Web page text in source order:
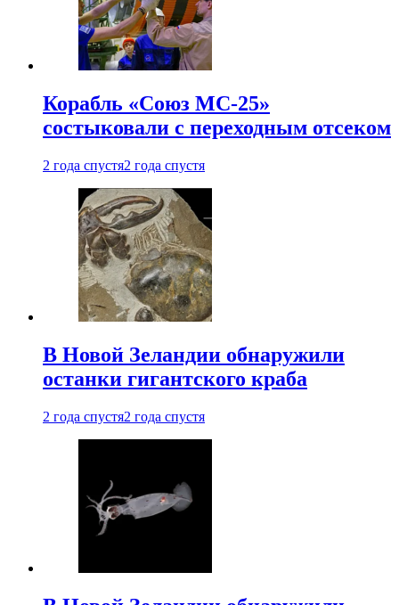
Корабль «Союз МС-25»
состыковали с переходным отсеком
2 года спустя2 года спустя
В Новой Зеландии обнаружили
останки гигантского краба
2 года спустя2 года спустя